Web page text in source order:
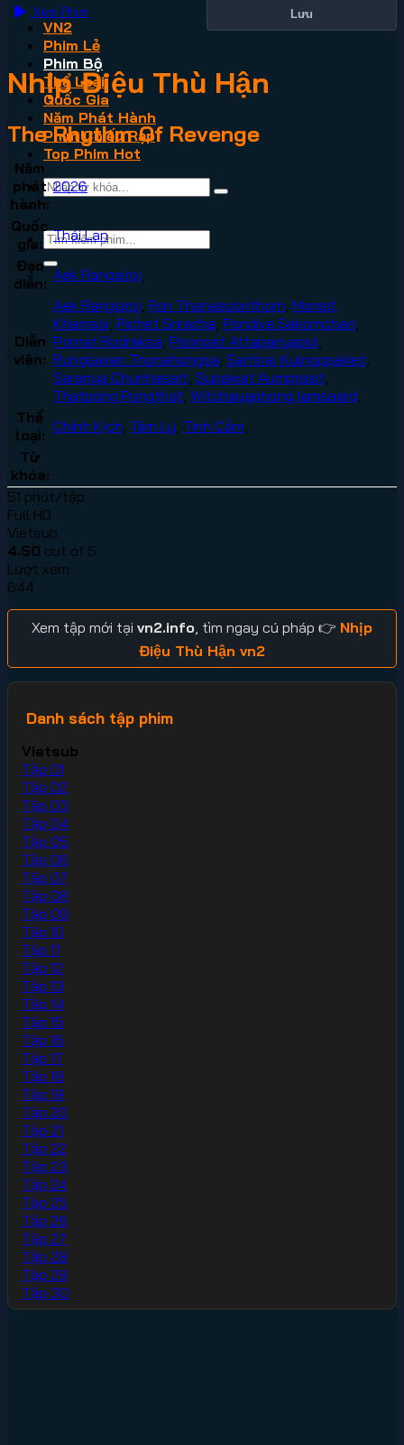
VN2
Phim Lẻ
Phim Bộ
Thể Loại
Quốc Gia
Năm Phát Hành
Phim Chiếu Rạp
Top Phim Hot
Xem Phim Lưu
Nhịp Điệu Thù Hận
The Rhythm Of Revenge
Năm
phát
hành:
2026
Quốc
gia:
Thái Lan
Đạo
diễn: Aek Rangsiroj
Diễn
viên:
Aek Rangsiroj Fon Thanasoonthorn Monsit
Khamsoi Pichet Sriracha Pondiva Sakornchan
Ponrat Rodraksa Poonpat Attapanyapol
Runglawan Thonahongsa Santiraj Kulnoppakiet
Saranya Chunhasart Supawat Aumprasit
Thatpong Pongthat Witchayaphong Iamsaard
Thể
loại: Chính Kịch Tâm Lý Tình Cảm
Từ
khóa:
51 phút/tập
Full HD
Vietsub
4.50 out of 5
Lượt xem:
644
Xem tập mới tại vn2.info , tìm ngay cú pháp 👉 Nhịp
Điệu Thù Hận vn2
Danh sách tập phim
Vietsub
Tập 01
Tập 02
Tập 03
Tập 04
Tập 05
Tập 06
Tập 07
Tập 08
Tập 09
Tập 10
Tập 11
Tập 12
Tập 13
Tập 14
Tập 15
Tập 16
Tập 17
Tập 18
Tập 19
Tập 20
Tập 21
Tập 22
Tập 23
Tập 24
Tập 25
Tập 26
Tập 27
Tập 28
Tập 29
Tập 30